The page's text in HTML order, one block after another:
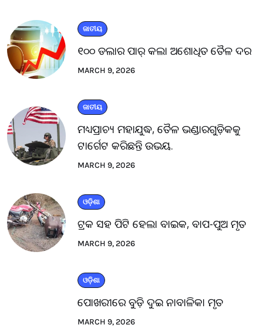
ଜାତୀୟ
୧୦୦ ଡଲାର ପାର୍ କଲା ଅଶୋଧିତ ତୈଳ ଦର
MARCH 9, 2026
ଜାତୀୟ
ମଧ୍ୟପ୍ରାଚ୍ୟ ମହାଯୁଦ୍ଧ, ତୈଳ ଭଣ୍ଡାରଗୁଡ଼ିକକୁ
ଟାର୍ଗେଟ କରିଛନ୍ତି ଉଭୟ.
MARCH 9, 2026
ଓଡ଼ିଶା
ଟ୍ରକ ସହ ପିଟି ହେଲା ବାଇକ, ବାପ-ପୁଅ ମୃତ
MARCH 9, 2026
ଓଡ଼ିଶା
ପୋଖରୀରେ ବୁଡ଼ି ଦୁଇ ନାବାଳିକା ମୃତ
MARCH 9, 2026